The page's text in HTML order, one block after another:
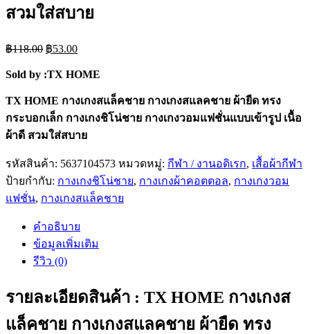
สวมใส่สบาย
฿118.00 Original
price
was:
฿53.00Current
price
is:
Sold by :TX HOME
TX HOME กางเกงสแล็คชาย กางเกงสแลคชาย ผ้ายืด ทรง
กระบอกเล็ก กางเกงชิโน่ชาย กางเกงวอมแฟชั่นแบบเข้ารูป เนื้อ
ผ้าดี สวมใส่สบาย
รหัสสินค้า: 5637104573 หมวดหมู่: กีฬา / งานอดิเรก, เสื้อผ้ากีฬา
ป้ายกำกับ: กางเกงชิโน่ชาย, กางเกงผ้าคอตตอล, กางเกงวอม
แฟชั่น, กางเกงสแล็คชาย
คำอธิบาย
ข้อมูลเพิ่มเติม
รีวิว (0)
รายละเอียดสินค้า : TX HOME กางเกงส
แล็คชาย กางเกงสแลคชาย ผ้ายืด ทรง